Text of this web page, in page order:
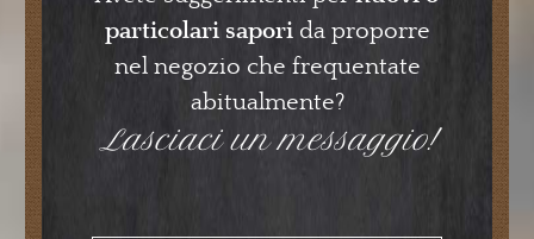
particolari saporida proporre
nel negozio che frequentate
abitualmente?
Lasciaci un messaggio!